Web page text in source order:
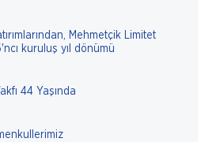
Mehmetçik Limitet
kuruluş yıl dönümü
44 Yaşında